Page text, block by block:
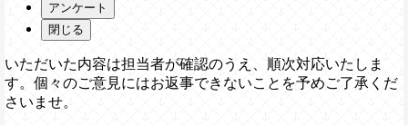
アンケート
閉じる
いただいた内容は担当者が確認のうえ、順次対応いたしま
す。個々のご意見にはお返事できないことを予めご了承くだ
さいませ。